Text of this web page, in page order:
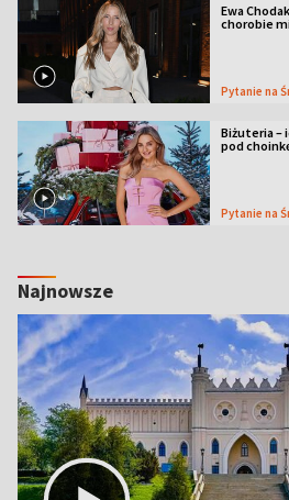
Ewa
chorobie
Pytanie na
Biżuteria –
pod
Pytanie na
Najnowsze